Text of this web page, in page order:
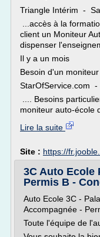
Triangle Intérim -
...accès à la
client un Moniteur
dispenser
Il y a un mois
Besoin d'un
StarOfService.com
.... Besoins
moniteur auto-école
Lire la suite
Site : https://
3C Auto Ecole
Permis B -
Auto Ecole 3C -
Accompagnée -
Toute l'équipe de